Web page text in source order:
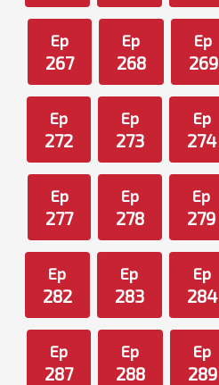
Ep
267
Ep
268
Ep
269
Ep
272
Ep
273
Ep
274
Ep
277
Ep
278
Ep
279
Ep
282
Ep
283
Ep
284
Ep
287
Ep
288
Ep
289